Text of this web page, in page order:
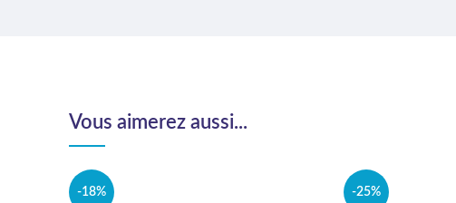
Vous aimerez aussi...
-18% -25%